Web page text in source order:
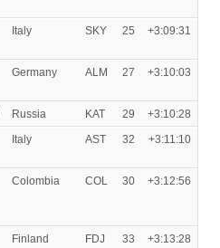
Italy SKY 25 +3:09:31
Germany ALM 27 +3:10:03
Russia KAT 29
+3:10:28
Italy AST 32 +3:11:10
Colombia COL 30 +3:12:56
Finland FDJ 33 +3:13:28